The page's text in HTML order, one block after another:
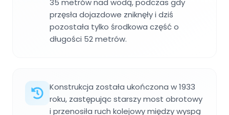
35 metrów nad wodą, podczas gdy
przęsła dojazdowe zniknęły i dziś
pozostała tylko środkowa część o
długości 52 metrów.
Konstrukcja została ukończona w 1933
roku, zastępując starszy most obrotowy
i przenosiła ruch kolejowy między wyspą